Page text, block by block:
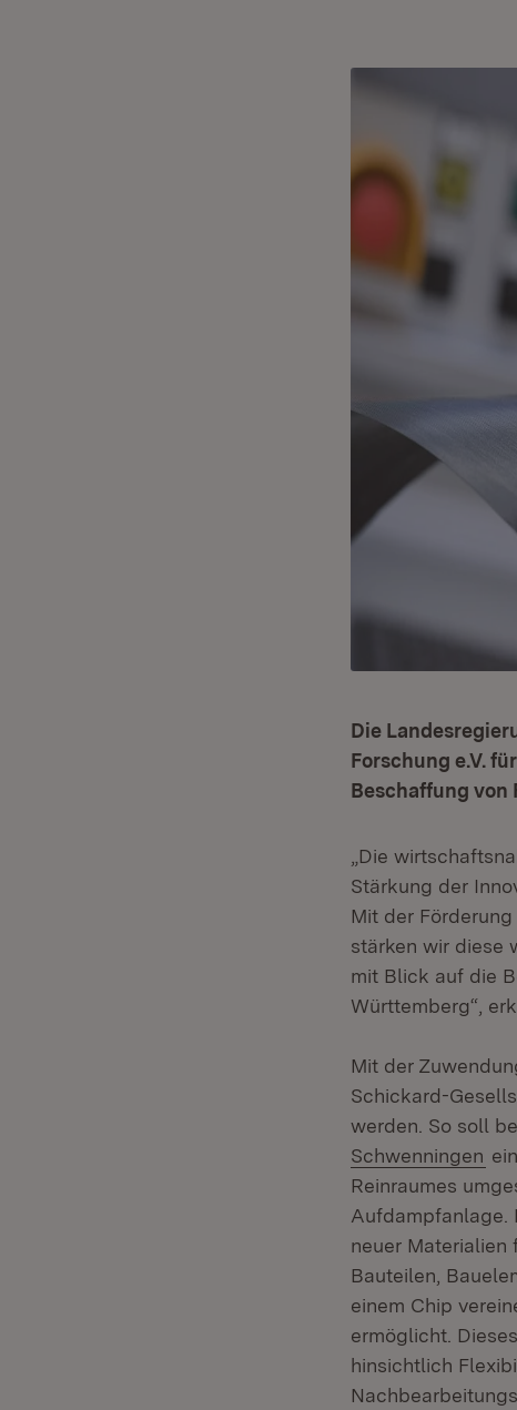
Die
Forschung e.V.
Beschaffung von
„Die
Stärkung der
Mit der
stärken wir diese
mit Blick auf die
Württemberg“,
Mit der
Schickard-
werden. So soll
Schwenningen
Reinraumes
Aufdampfanlage.
neuer Materialien
Bauteilen,
einem Chip
ermöglicht.
hinsichtlich